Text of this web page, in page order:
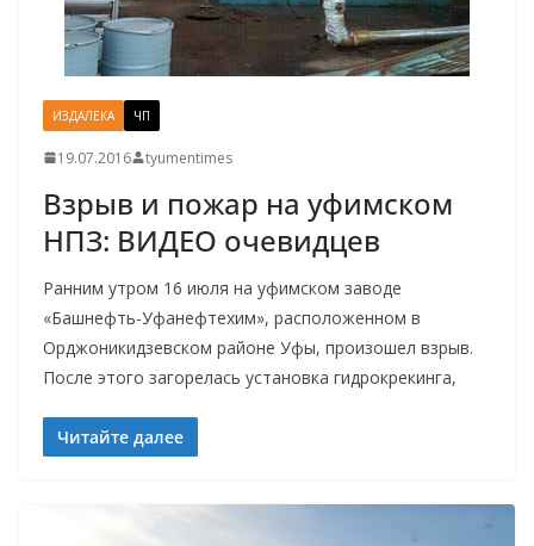
ИЗДАЛЕКА ЧП
19.07.2016 tyumentimes
Взрыв и пожар на уфимском
НПЗ: ВИДЕО очевидцев
Ранним утром 16 июля на уфимском заводе
«Башнефть-Уфанефтехим», расположенном в
Орджоникидзевском районе Уфы, произошел взрыв.
После этого загорелась установка гидрокрекинга,
Читайте далее